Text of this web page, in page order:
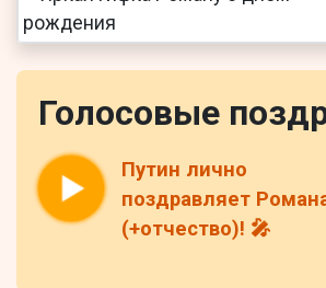
Голосовые
Путин лично
поздравляет
(+отчество)! 🎤